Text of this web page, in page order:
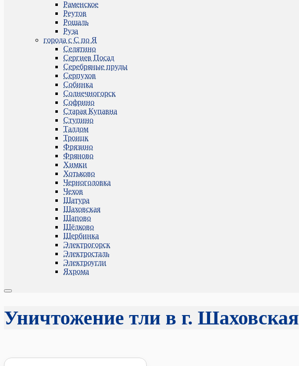
Раменское
Реутов
Рошаль
Руза
города с С по Я
Селятино
Сергиев Посад
Серебряные пруды
Серпухов
Собинка
Солнечногорск
Софрино
Старая Купавна
Ступино
Талдом
Троицк
Фрязино
Фряново
Химки
Хотьково
Черноголовка
Чехов
Шатура
Шаховская
Щапово
Щёлково
Щербинка
Электрогорск
Электросталь
Электроугли
Яхрома
Уничтожение тли в г. Шаховская